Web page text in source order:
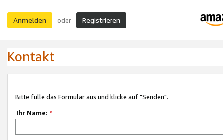
Anmelden oder Registrieren
Kontakt
Bitte fülle das Formular aus und klicke auf "Senden".
Ihr Name: *